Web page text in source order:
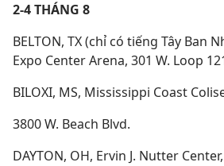
2-4 THÁNG 8
BELTON, TX (chỉ có tiếng Tây Ban
Expo Center Arena, 301 W. Loop
BILOXI, MS, Mississippi Coast
3800 W. Beach Blvd.
DAYTON, OH, Ervin J. Nutter